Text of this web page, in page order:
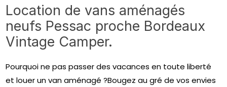
Location de vans aménagés
neufs Pessac proche Bordeaux
Vintage Camper.
Pourquoi ne pas passer des vacances en toute liberté
et louer un van aménagé ?Bougez au gré de vos envies